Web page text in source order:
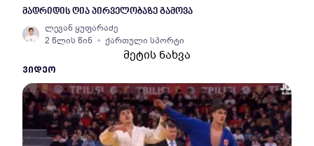
მადრიდის ღია პირველობაზე გამოვა
ლევან ყუფარაძე
2 წლის წინ
ქართული სპორტი
მეტის ნახვა
ᲕᲘᲓᲔᲝ